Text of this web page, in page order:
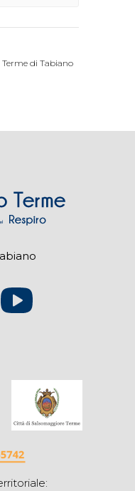
Terme di Tabiano